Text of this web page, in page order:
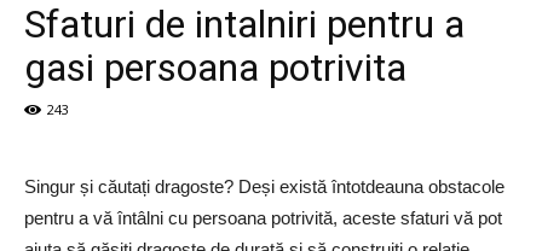
Antreprenori
Sfaturi de intalniri pentru a
gasi persoana potrivita
243
Singur și căutați dragoste? Deși există întotdeauna obstacole
pentru a vă întâlni cu persoana potrivită, aceste sfaturi vă pot